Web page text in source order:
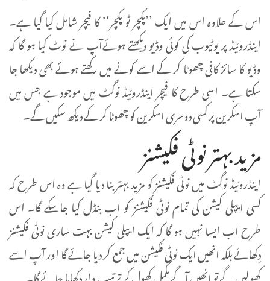
اس کے علاوہ اس میں ایک ’’پکچر ٹو پکچر‘‘ کا فیچر شامل کیا گیا ہے۔
اینڈروئیڈ پر یوٹیوب کی کوئی وڈیو دیکھتے ہوئےآپ نے نوٹ کیا ہو گا کہ
وڈیو کا سائز کافی چھوٹا کر کے اسے کونے میں رکھتے ہوئے بھی دیکھا جا
سکتا ہے۔ اسی طرح کا فیچر اینڈروئیڈ نوگٹ میں موجود ہے جس میں
آپ اسکرین پر کسی دوسری اسکرین کو چھوٹا کر کے دیکھ سکیں گے۔
مزید بہتر نوٹی فکیشنز
اینڈروئیڈ نوگٹ میں نوٹی فکیشنز کو مزید بہتر بنا دیا گیا ہے وہ اس طرح کہ
کسی ایپلی کیشن کی تمام نوٹی فکیشنز کو اب بنڈل کیا جا سکے گا۔ اس
طرح اب ایسا نہیں ہو گا کہ ایک ایپلی کیشن بہت ساری نوٹی فکیشنز
دِکھائے بلکہ انھیں ایک نوٹی فکیشن میں جمع کر دیا جائے گا اور آپ اسے